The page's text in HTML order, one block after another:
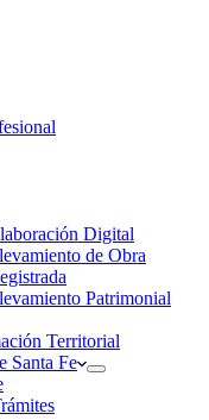
Digital
de Obra
Patrimonial
Territorial
Santa Fe